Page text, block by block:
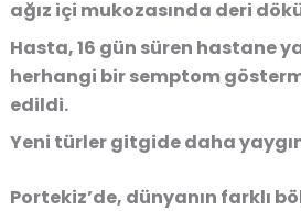
ağız içi mukozasında deri
Hasta, 16 gün süren hastane
herhangi bir semptom
edildi.
Yeni türler gitgide daha
Portekiz’de, dünyanın farklı